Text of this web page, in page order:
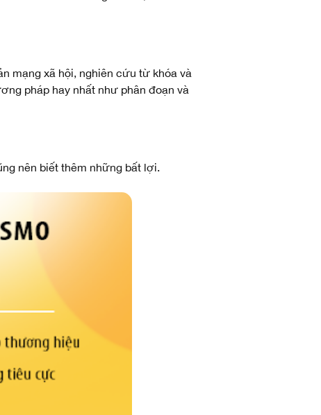
mạng xã hội, nghiên cứu từ khóa và
pháp hay nhất như phân đoạn và
nên biết thêm những bất lợi.